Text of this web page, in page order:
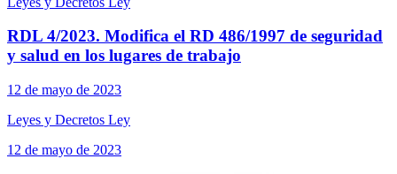
RDL 4/2023. Modifica el RD 486/1997 de seguridad
y salud en los lugares de trabajo
12 de mayo de 2023
Leyes y Decretos Ley
12 de mayo de 2023